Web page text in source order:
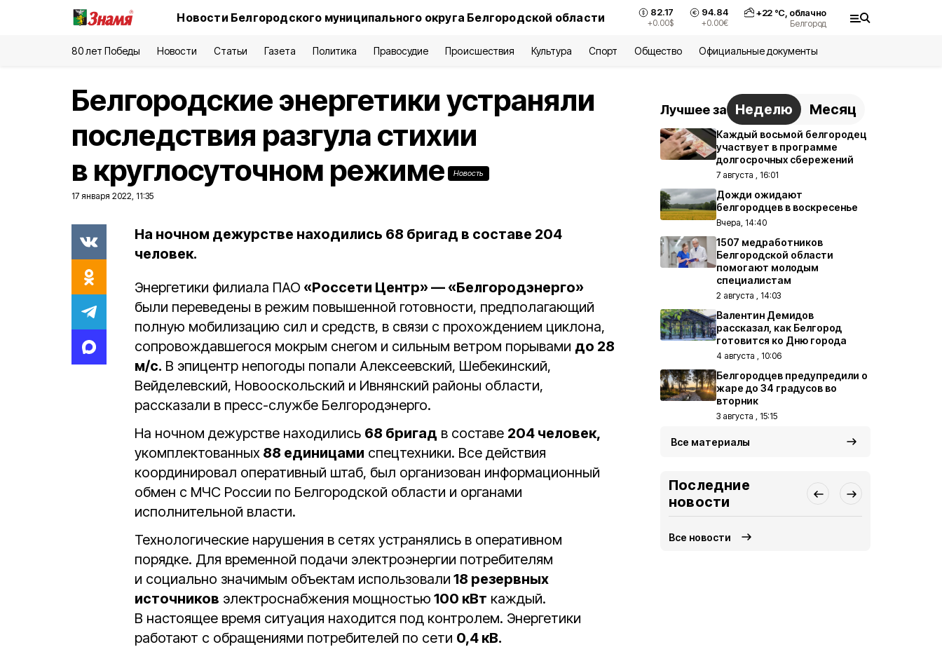
Новости Белгородского муниципального округа Белгородской области 82.17
+0.00$
94.84
+0.00€
+22°С, облачно
Белгород
80 лет Победы Новости Статьи Газета Политика Правосудие Происшествия Культура Спорт Общество Официальные документы
Белгородские энергетики устраняли
последствия разгула стихии
в круглосуточном режиме
Новость
17 января 2022, 11:35
На ночном дежурстве находились 68 бригад в составе 204
человек.
Энергетики филиала ПАО «Россети Центр» — «Белгородэнерго»
были переведены в режим повышенной готовности, предполагающий
полную мобилизацию сил и средств, в связи с прохождением циклона,
сопровождавшегося мокрым снегом и сильным ветром порывами до 28
м/с. В эпицентр непогоды попали Алексеевский, Шебекинский,
Вейделевский, Новооскольский и Ивнянский районы области,
рассказали в пресс-службе Белгородэнерго.
На ночном дежурстве находились 68 бригад в составе 204 человек,
укомплектованных 88 единицами спецтехники. Все действия
координировал оперативный штаб, был организован информационный
обмен с МЧС России по Белгородской области и органами
исполнительной власти.
Технологические нарушения в сетях устранялись в оперативном
порядке. Для временной подачи электроэнергии потребителям
и социально значимым объектам использовали 18 резервных
источников электроснабжения мощностью 100 кВт каждый.
В настоящее время ситуация находится под контролем. Энергетики
работают с обращениями потребителей по сети 0,4 кВ.
Лучшее за Неделю Месяц
Каждый восьмой белгородец
участвует в программе
долгосрочных сбережений
7 августа , 16:01
Дожди ожидают
белгородцев в воскресенье
Вчера, 14:40
1507 медработников
Белгородской области
помогают молодым
специалистам
2 августа , 14:03
Валентин Демидов
рассказал, как Белгород
готовится ко Дню города
4 августа , 10:06
Белгородцев предупредили о
жаре до 34 градусов во
вторник
3 августа , 15:15
Все материалы
Последние
новости
Все новости